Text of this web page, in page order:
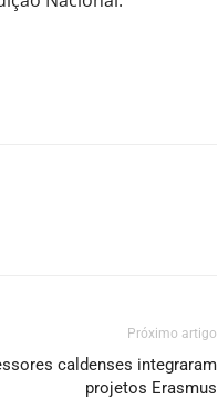
Próximo artigo
caldenses integraram
projetos Erasmus